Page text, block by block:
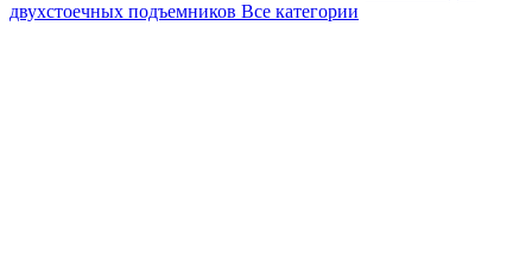
двухстоечных подъемников Все категории